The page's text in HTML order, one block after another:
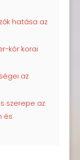
hatása az
kór korai
az
szerepe az
és